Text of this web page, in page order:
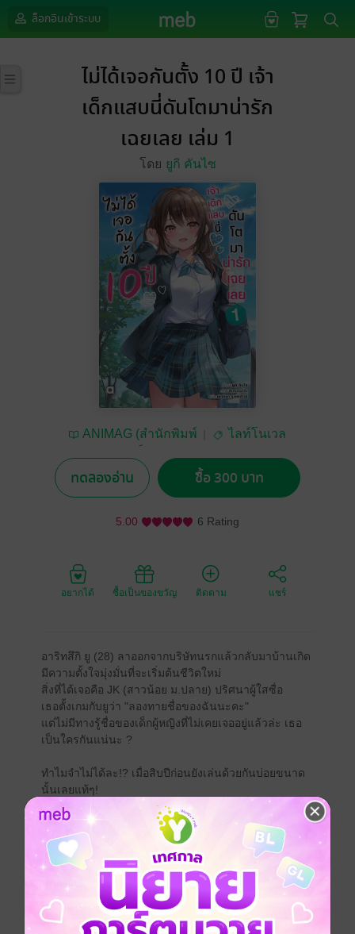
ล็อกอินเข้าระบบ
ไม่ได้เจอกันตั้ง 10 ปี เจ้า
เด็กแสบนี่ดันโตมาน่ารัก
เฉยเลย เล่ม 1
โดย ยูกิ คันไซ
ANIMAG (สำนักพิมพ์
ไลท์โนเวล
ทดลองอ่าน ซื้อ 300 บาท
5.00 6 Rating
อยากได้ ซื้อเป็นของขวัญ ติดตาม แชร์
อาริทสึกิ ยู (28) ลาออกจากบริษัทนรกแล้วกลับมาบ้านเกิด
มีความตั้งใจมุ่งมั่นที่จะเริ่มต้นชีวิตใหม่
สิ่งที่ได้เจอคือ JK (สาวน้อย ม.ปลาย) ปริศนาผู้ใสซื่อ
เธอตั้งเกมกับยูว่า "ลองทายชื่อของฉันนะคะ"
แต่ไม่มีทางรู้ชื่อของเด็กผู้หญิงที่ไม่เคยเจออยู่แล้วล่ะ เธอ
เป็นใครกันแน่นะ ?
ทำไมจำไม่ได้ละ!? เมื่อสิบปีก่อนยังเล่นด้วยกันบ่อยขนาด
นั้นเลยแท้ๆ!
ฮารุยามะ มิยะ JK ผู้สวยสะพรั่งได้เจอกับยูที่ชอบมาโดย
ตลอดอีกครั้ง
ทั้งที่คิดว่ายูจะจำได้ทันทีเหมือนกัน แต่ภาพของเด็กแสบใน
ตอนนั้นเป็นตัวฉุดรั้ง
ให้ถูกปฏิบัติเหมือนเพิ่งเจอกันครั้งแรกอย่างงั้นเหรอ...?
ให้คำใบ้แล้วนะ เพราะฉะนั้นรีบๆ จำฉันได้สักทีสิ!
หนังสือแปล นิยายญี่ปุ่นแปล ฮาเร็ม ตลก